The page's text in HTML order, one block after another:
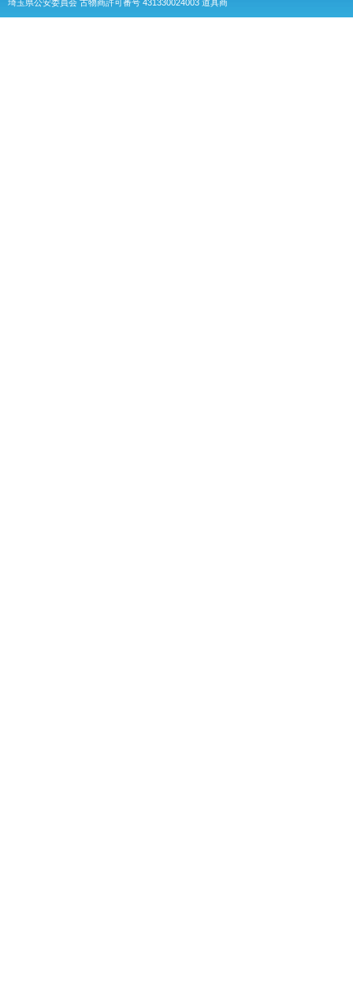
埼玉県公安委員会 古物商許可番号 431330024003 道具商